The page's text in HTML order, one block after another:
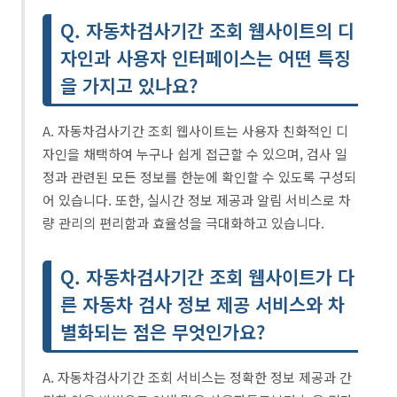
Q. 자동차검사기간 조회 웹사이트의 디
자인과 사용자 인터페이스는 어떤 특징
을 가지고 있나요?
A. 자동차검사기간 조회 웹사이트는 사용자 친화적인 디
자인을 채택하여 누구나 쉽게 접근할 수 있으며, 검사 일
정과 관련된 모든 정보를 한눈에 확인할 수 있도록 구성되
어 있습니다. 또한, 실시간 정보 제공과 알림 서비스로 차
량 관리의 편리함과 효율성을 극대화하고 있습니다.
Q. 자동차검사기간 조회 웹사이트가 다
른 자동차 검사 정보 제공 서비스와 차
별화되는 점은 무엇인가요?
A. 자동차검사기간 조회 서비스는 정확한 정보 제공과 간